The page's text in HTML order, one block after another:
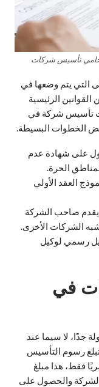
التي يتم وضعها في
القوانين الرئيسية
تأسيس شركة في
الخطوات البسيطة.
على شهادة عدم
الحرة.
العقد الأولي
صاحب الشركة
الشركات الأخرى.
رسمي لوكيل
في
جدًا، لا سيما عند
تبلغ رسوم التأسيس
250 جنيهًا مصريًا فقط، هذا مبلغ
والحصول على